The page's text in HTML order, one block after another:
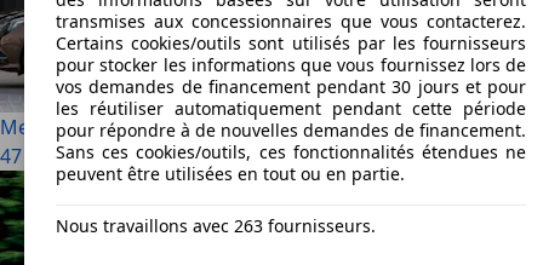
Mercedes-Benz E 300
47 Utilisé à partir de € 3 990
transmises aux concessionnaires que vous contacterez.
Certains cookies/outils sont utilisés par les fournisseurs
pour stocker les informations que vous fournissez lors de
vos demandes de financement pendant 30 jours et pour
les réutiliser automatiquement pendant cette période
pour répondre à de nouvelles demandes de financement.
Sans ces cookies/outils, ces fonctionnalités étendues ne
peuvent être utilisées en tout ou en partie.
Nous travaillons avec 263 fournisseurs.